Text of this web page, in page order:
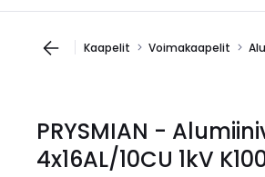
Kaapelit Voimakaapelit
PRYSMIAN -
4x16AL/10CU 1kV